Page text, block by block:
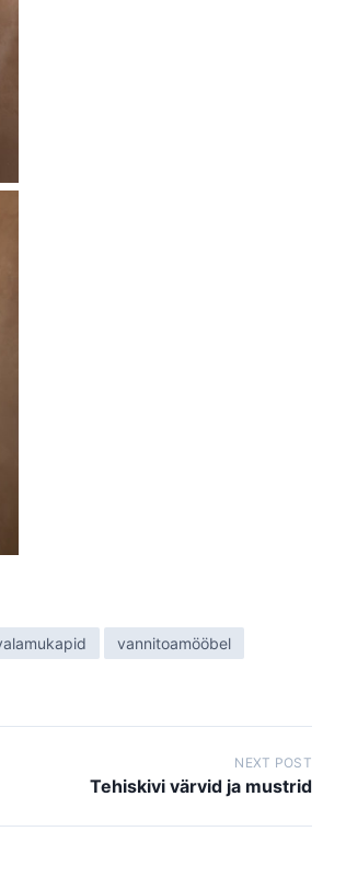
vannitoamööbel
NEXT POST
Tehiskivi värvid ja mustrid